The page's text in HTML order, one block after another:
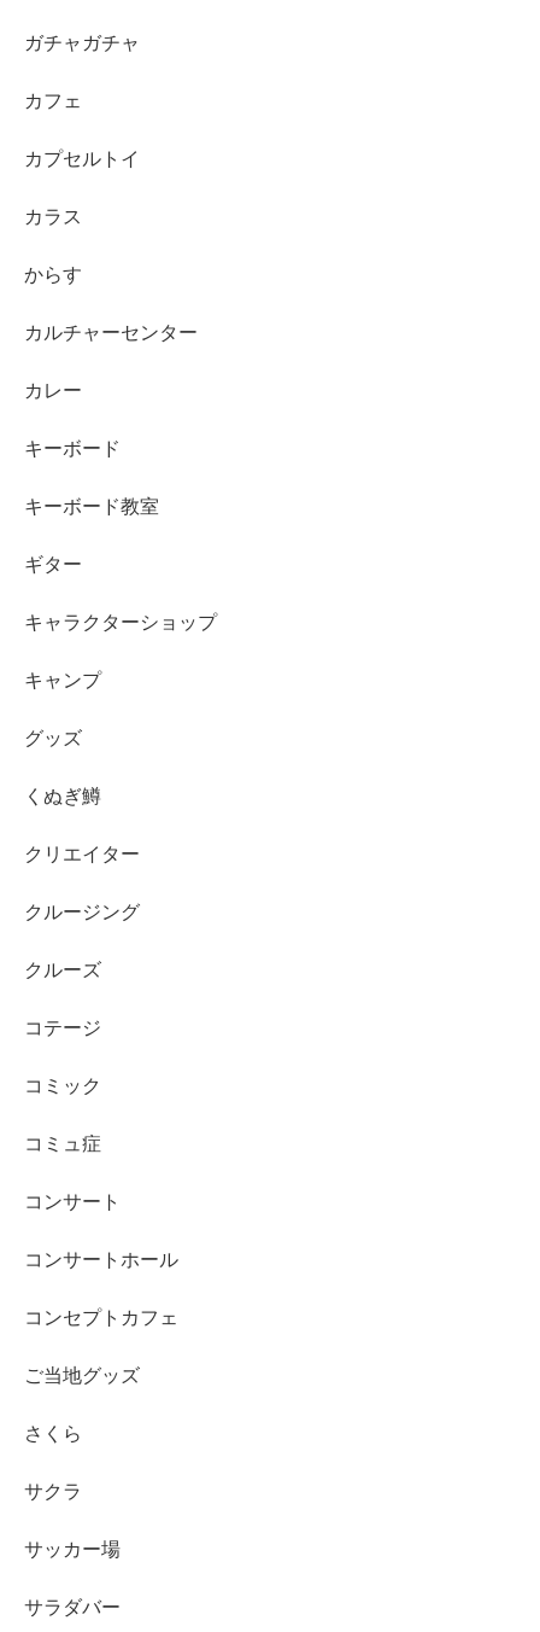
ガチャガチャ
カフェ
カプセルトイ
カラス
からす
カルチャーセンター
カレー
キーボード
キーボード教室
ギター
キャラクターショップ
キャンプ
グッズ
くぬぎ鱒
クリエイター
クルージング
クルーズ
コテージ
コミック
コミュ症
コンサート
コンサートホール
コンセプトカフェ
ご当地グッズ
さくら
サクラ
サッカー場
サラダバー